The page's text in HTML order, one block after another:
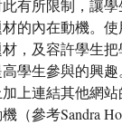
有所限制，讓
的內在動機。
，及容許學生
學生參與的興
上連結其他網
（參考Sandra